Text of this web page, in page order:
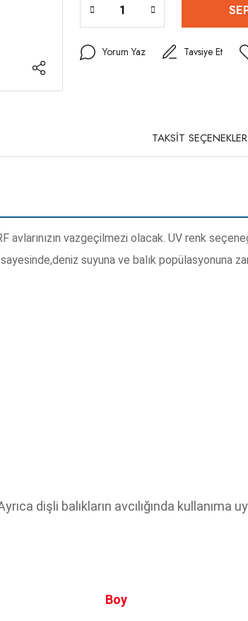
Yorum Yaz Tavsiye Et
TAKSİT
avlarınızın vazgeçilmezi olacak. UV renk
suyuna ve balık popülasyonuna
dişli balıkların avcılığında
Boy